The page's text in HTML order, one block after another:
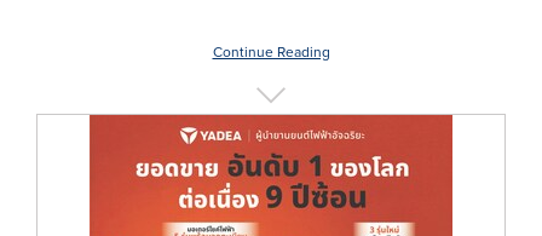
Continue Reading